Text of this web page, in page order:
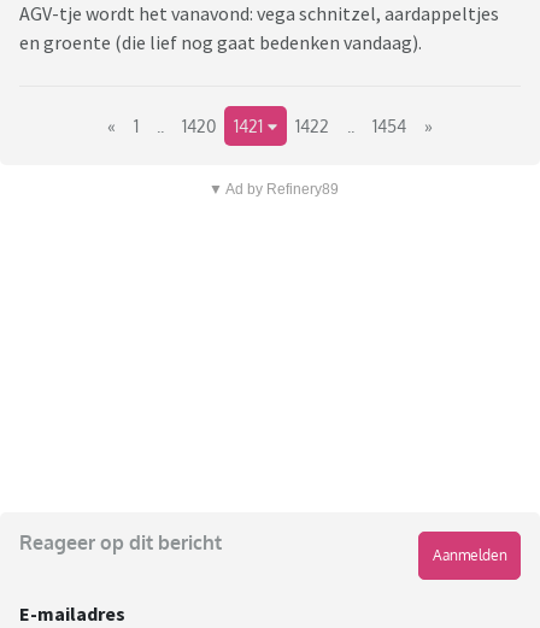
AGV-tje wordt het vanavond: vega schnitzel, aardappeltjes
en groente (die lief nog gaat bedenken vandaag).
« 1 1420 1421 1422 1454 »
▼ Ad by Refinery89
Reageer op dit bericht
Aanmelden
E-mailadres